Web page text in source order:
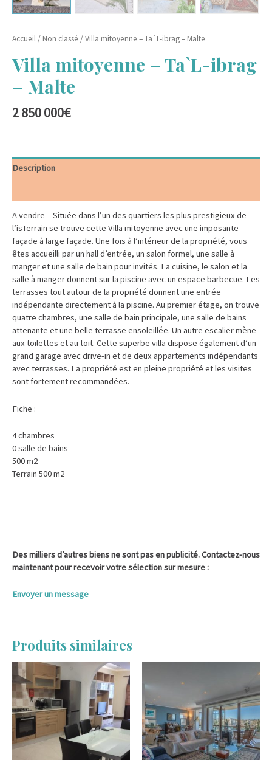
Accueil/ Non classé / Villa mitoyenne – Ta`L-ibrag – Malte
Villa mitoyenne – Ta`L-ibrag
– Malte
2 850 000€
Description
A vendre – Située dans l’un des quartiers les plus prestigieux de
l’isTerrain se trouve cette Villa mitoyenne avec une imposante
façade à large façade. Une fois à l’intérieur de la propriété, vous
êtes accueilli par un hall d’entrée, un salon formel, une salle à
manger et une salle de bain pour invités. La cuisine, le salon et la
salle à manger donnent sur la piscine avec un espace barbecue. Les
terrasses tout autour de la propriété donnent une entrée
indépendante directement à la piscine. Au premier étage, on trouve
quatre chambres, une salle de bain principale, une salle de bains
attenante et une belle terrasse ensoleillée. Un autre escalier mène
aux toilettes et au toit. Cette superbe villa dispose également d’un
grand garage avec drive-in et de deux appartements indépendants
avec terrasses. La propriété est en pleine propriété et les visites
sont fortement recommandées.
Fiche :
4 chambres
0 salle de bains
500 m2
Terrain 500 m2
Des milliers d’autres biens ne sont pas en publicité. Contactez-nous
maintenant pour recevoir votre sélection sur mesure :
Envoyer un message
Produits similaires